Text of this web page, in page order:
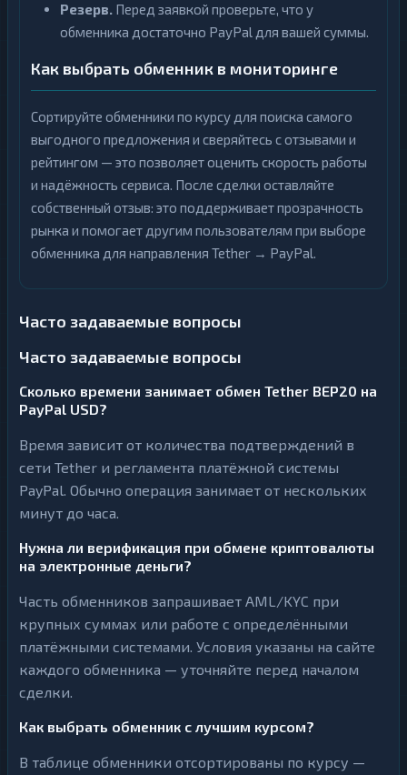
Резерв. Перед заявкой проверьте, что у
обменника достаточно PayPal для вашей суммы.
Как выбрать обменник в мониторинге
Сортируйте обменники по курсу для поиска самого
выгодного предложения и сверяйтесь с отзывами и
рейтингом — это позволяет оценить скорость работы
и надёжность сервиса. После сделки оставляйте
собственный отзыв: это поддерживает прозрачность
рынка и помогает другим пользователям при выборе
обменника для направления Tether → PayPal.
Часто задаваемые вопросы
Часто задаваемые вопросы
Сколько времени занимает обмен Tether BEP20 на
PayPal USD?
Время зависит от количества подтверждений в
сети Tether и регламента платёжной системы
PayPal. Обычно операция занимает от нескольких
минут до часа.
Нужна ли верификация при обмене криптовалюты
на электронные деньги?
Часть обменников запрашивает AML/KYC при
крупных суммах или работе с определёнными
платёжными системами. Условия указаны на сайте
каждого обменника — уточняйте перед началом
сделки.
Как выбрать обменник с лучшим курсом?
В таблице обменники отсортированы по курсу —